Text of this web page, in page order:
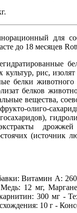
для
до 18 месяцев
культур, рис,
белки
белков
вещества,
олиго-
(источник
Витамин A:
12 мг,
300 мг -
10 г -